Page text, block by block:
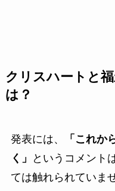
クリスハートと
は？
発表には、
「これか
く」
というコメント
ては触れられていま